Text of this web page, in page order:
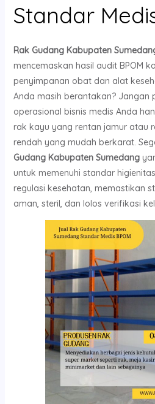
Standar
Rak Gudang Kabupaten
mencemaskan hasil audit BPOM
penyimpanan obat dan alat
Anda masih berantakan? Jangan
operasional bisnis medis Anda
rak kayu yang rentan jamur atau
rendah yang mudah berkarat.
Gudang Kabupaten Sumedang
untuk memenuhi standar
regulasi kesehatan, memastikan
aman, steril, dan lolos verifikasi